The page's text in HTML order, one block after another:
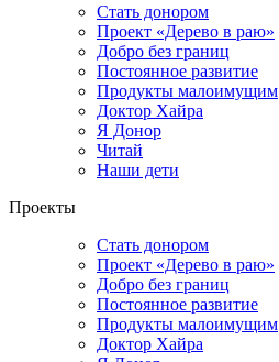
Стать донором
Проект «Дерево в раю»
Добро без границ
Постоянное развитие
Продукты малоимущим
Доктор Хайра
Я Донор
Читай
Наши дети
Проекты
Стать донором
Проект «Дерево в раю»
Добро без границ
Постоянное развитие
Продукты малоимущим
Доктор Хайра